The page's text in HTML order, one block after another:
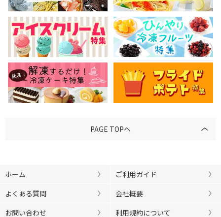
PAGE TOPへ
ホーム
ご利用ガイド
よくある質問
会社概要
お問い合わせ
利用規約について